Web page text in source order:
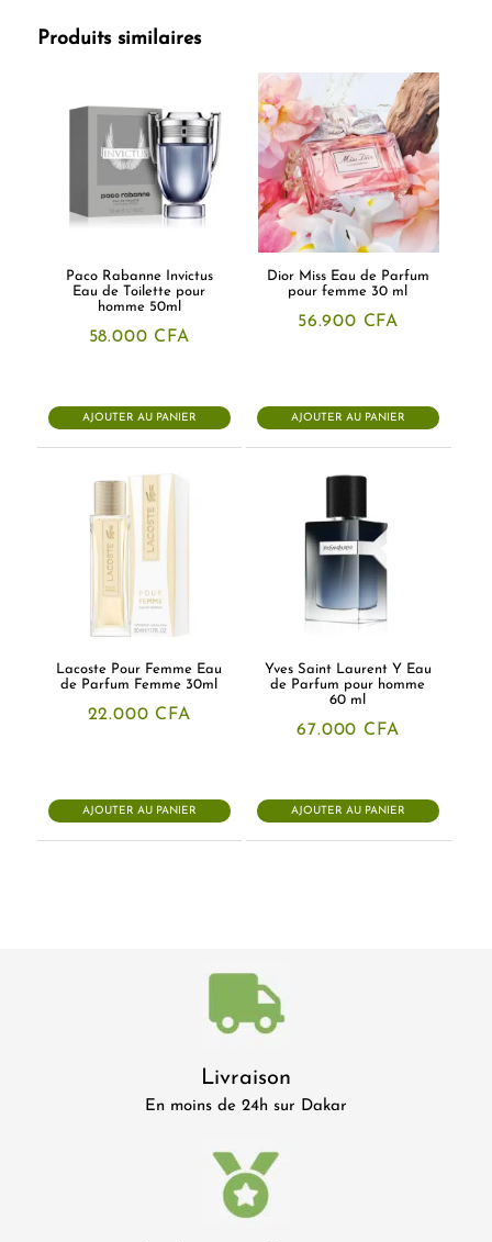
Produits similaires
Paco Rabanne Invictus
Eau de Toilette pour
homme 50ml
58.000 CFA
AJOUTER AU PANIER
Dior Miss Eau de Parfum
pour femme 30 ml
56.900 CFA
AJOUTER AU PANIER
Lacoste Pour Femme Eau
de Parfum Femme 30ml
22.000 CFA
AJOUTER AU PANIER
Yves Saint Laurent Y Eau
de Parfum pour homme
60 ml
67.000 CFA
AJOUTER AU PANIER
Livraison
En moins de 24h sur Dakar